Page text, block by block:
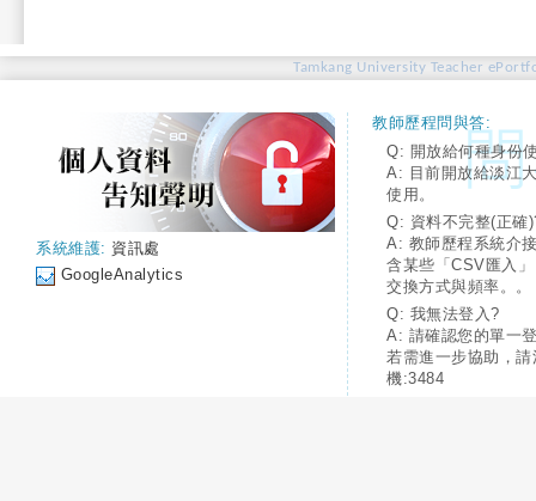
Tamkang University Teacher
系統維護: 資訊處
GoogleAnalytics
教師歷程問與答:
Q: 開放給何種身份
A: 目前開放給淡江
使用。
Q: 資料不完整(正確
A: 教師歷程系統介
含某些「CSV匯入
交換方式與頻率。。
Q: 我無法登入?
A: 請確認您的單一
若需進一步協助，
機:3484